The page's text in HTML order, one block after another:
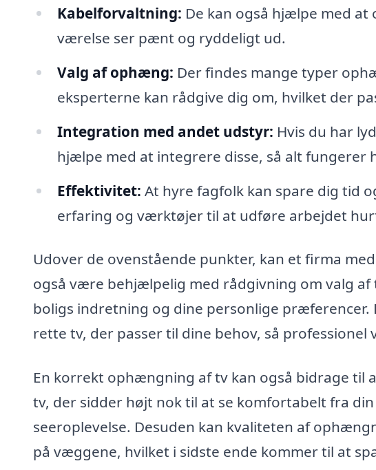
Kabelforvaltning: De kan også hjælpe med at
værelse ser pænt og ryddeligt ud.
Valg af ophæng: Der findes mange typer
eksperterne kan rådgive dig om, hvilket der
Integration med andet udstyr: Hvis du har
hjælpe med at integrere disse, så alt fungerer
Effektivitet: At hyre fagfolk kan spare dig tid
erfaring og værktøjer til at udføre arbejdet
Udover de ovenstående punkter, kan et firma
også være behjælpelig med rådgivning om valg
boligs indretning og dine personlige
rette tv, der passer til dine behov, så
En korrekt ophængning af tv kan også bidrage til
tv, der sidder højt nok til at se komfortabelt fra
seeroplevelse. Desuden kan kvaliteten af
på væggene, hvilket i sidste ende kommer til at